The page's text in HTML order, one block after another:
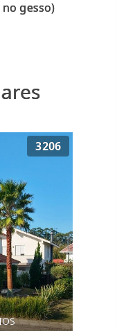
3206